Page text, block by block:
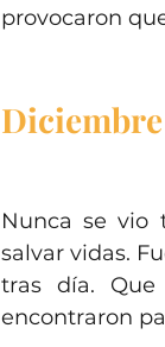
provocaron
Diciembre
Nunca se vio
salvar vidas.
tras día.
encontraron